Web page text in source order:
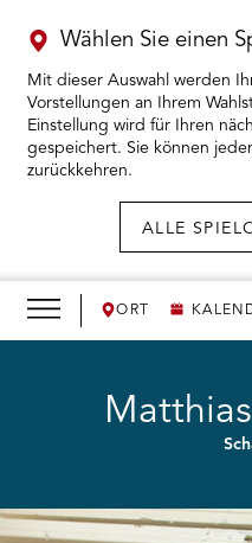
ORT
Wählen Sie einen
Mit dieser Auswahl werden
Vorstellungen an Ihrem
Einstellung wird für Ihren
gespeichert. Sie können
zurückkehren.
KARTENKAUF ÖFFNEN
WIR ÖFFNEN
DAS THEATER ÖFFNEN
BESUCH ÖFFNEN